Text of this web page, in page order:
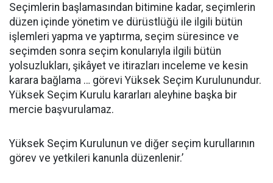
Seçimlerin başlamasından bitimine kadar, seçimlerin
düzen içinde yönetim ve dürüstlüğü ile ilgili bütün
işlemleri yapma ve yaptırma, seçim süresince ve
seçimden sonra seçim konularıyla ilgili bütün
yolsuzlukları, şikâyet ve itirazları inceleme ve kesin
karara bağlama … görevi Yüksek Seçim Kurulunundur.
Yüksek Seçim Kurulu kararları aleyhine başka bir
mercie başvurulamaz.
Yüksek Seçim Kurulunun ve diğer seçim kurullarının
görev ve yetkileri kanunla düzenlenir.’